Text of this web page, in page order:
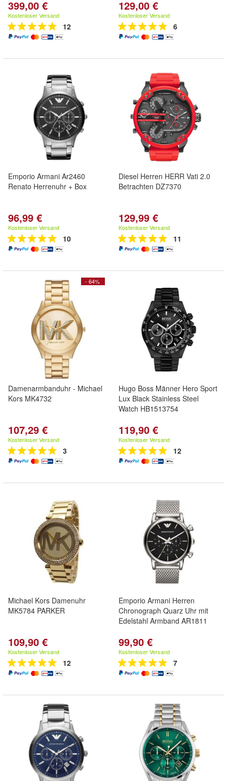
399,00 €
Kostenloser Versand
12
129,00 €
Kostenloser Versand
6
Emporio Armani Ar2460
Renato Herrenuhr + Box
96,99 €
Kostenloser Versand
10
Diesel Herren HERR Vati 2.0
Betrachten DZ7370
129,99 €
Kostenloser Versand
11
- 64%
Damenarmbanduhr - Michael
Kors MK4732
107,29 €
Kostenloser Versand
3
Hugo Boss Männer Hero Sport
Lux Black Stainless Steel
Watch HB1513754
119,90 €
Kostenloser Versand
12
Michael Kors Damenuhr
MK5784 PARKER
109,90 €
Kostenloser Versand
12
Emporio Armani Herren
Chronograph Quarz Uhr mit
Edelstahl Armband AR1811
99,90 €
Kostenloser Versand
7